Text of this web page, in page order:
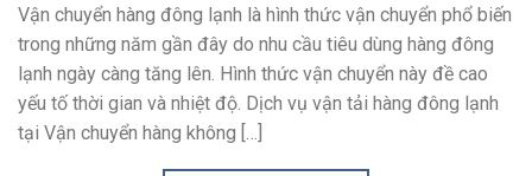
Vận chuyển hàng đông lạnh là hình thức vận chuyển phổ biến
trong những năm gần đây do nhu cầu tiêu dùng hàng đông
lạnh ngày càng tăng lên. Hình thức vận chuyển này đề cao
yếu tố thời gian và nhiệt độ. Dịch vụ vận tải hàng đông lạnh
tại Vận chuyển hàng không […]